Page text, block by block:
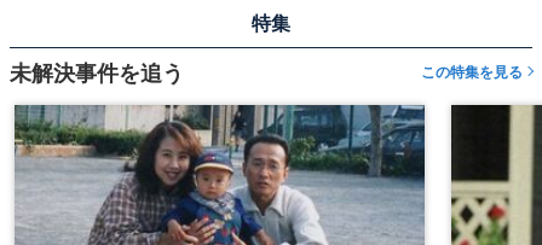
特集
未解決事件を追う この特集を見る